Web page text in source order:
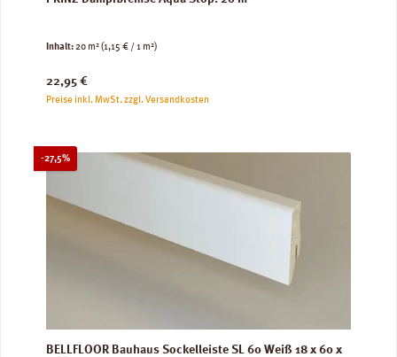
Inhalt:20 m²(1,15 € / 1 m²)
Regulärer Preis:
22,95 €
Preise inkl. MwSt. zzgl. Versandkosten
-27,5%Rabatt
BELLFLOOR Bauhaus Sockelleiste SL 60 Weiß 18 x 60 x